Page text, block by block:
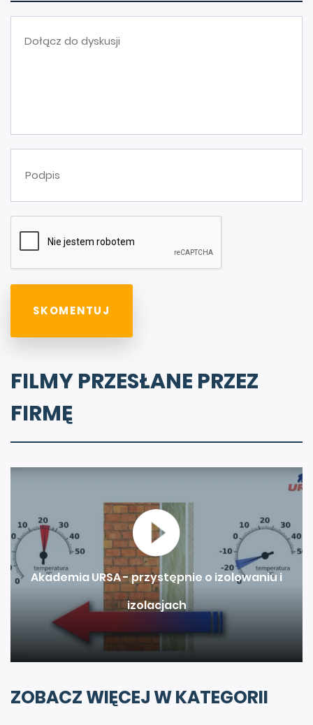
FILMY PRZESŁANE PRZEZ
FIRMĘ
Akademia URSA - przystępnie o izolowaniu i
izolacjach
ZOBACZ WIĘCEJ W KATEGORII